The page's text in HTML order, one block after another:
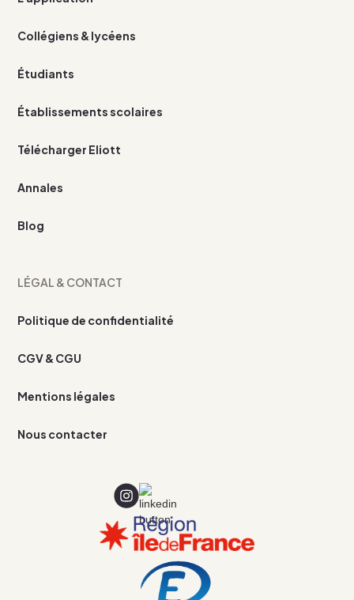
Collégiens & lycéens
Étudiants
Établissements scolaires
Télécharger Eliott
Annales
Blog
LÉGAL & CONTACT
Politique de confidentialité
CGV & CGU
Mentions légales
Nous contacter